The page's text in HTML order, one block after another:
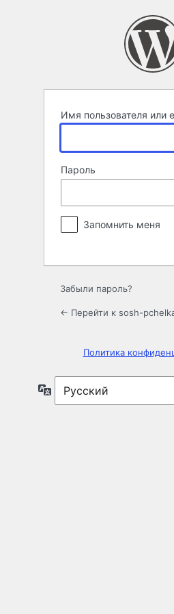
Имя пользователя или
Пароль
Запомнить меня
Забыли пароль?
← Перейти к sosh-
Политика
Язык